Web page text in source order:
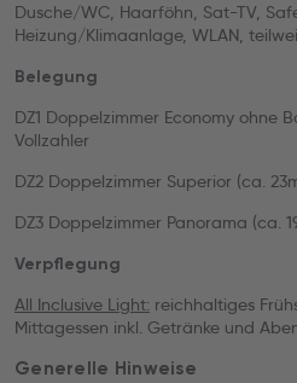
Dusche/WC, Haarföhn, Sat-TV,
Heizung/Klimaanlage, WLAN,
Belegung
DZ1 Doppelzimmer Economy ohne
Vollzahler
DZ2 Doppelzimmer Superior (ca.
DZ3 Doppelzimmer Panorama (ca.
Verpflegung
All Inclusive Light: reichhaltiges
Mittagessen inkl. Getränke und
Generelle Hinweise